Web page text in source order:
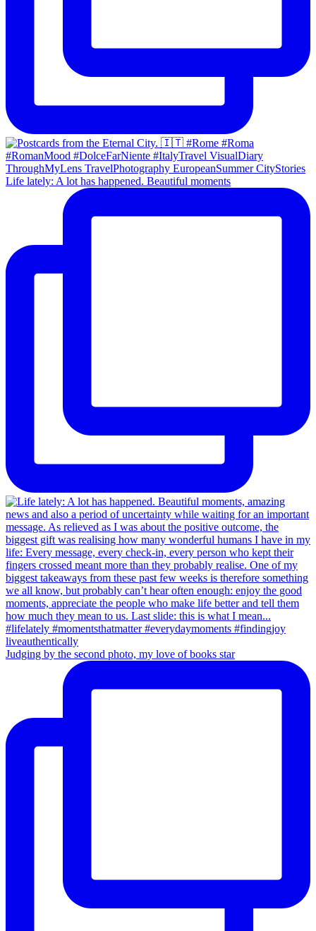
Life lately: A lot has happened. Beautiful moments
Judging by the second photo, my love of books star